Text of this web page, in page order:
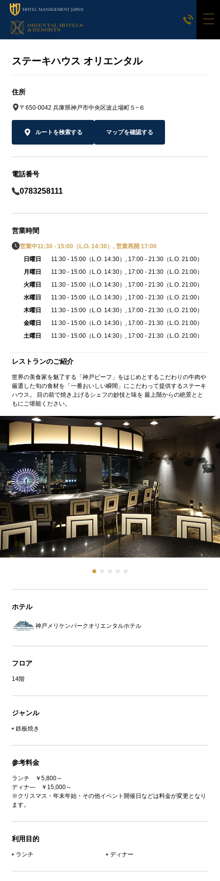
ステーキハウス オリエンタル
住所
〒650-0042 兵庫県神戸市中央区波止場町５−６
ルートを検索する マップを確認する
電話番号
0783258111
営業時間
営業中11:30 - 15:00（L.O. 14:30）, 営業再開 17:00
日曜日
11:30 - 15:00（L.O. 14:30） , 17:00 - 21:30（L.O. 21:00）
月曜日
11:30 - 15:00（L.O. 14:30） , 17:00 - 21:30（L.O. 21:00）
火曜日
11:30 - 15:00（L.O. 14:30） , 17:00 - 21:30（L.O. 21:00）
水曜日
11:30 - 15:00（L.O. 14:30） , 17:00 - 21:30（L.O. 21:00）
木曜日
11:30 - 15:00（L.O. 14:30） , 17:00 - 21:30（L.O. 21:00）
金曜日
11:30 - 15:00（L.O. 14:30） , 17:00 - 21:30（L.O. 21:00）
土曜日
11:30 - 15:00（L.O. 14:30） , 17:00 - 21:30（L.O. 21:00）
レストランのご紹介
世界の美食家を魅了する「神戸ビーフ」をはじめとするこだわりの牛肉や
厳選した旬の食材を「一番おいしい瞬間」にこだわって提供するステーキ
ハウス。 目の前で焼き上げるシェフの妙技と味を 最上階からの絶景とと
もにご堪能ください。
ホテル
神戸メリケンパークオリエンタルホテル
フロア
14階
ジャンル
鉄板焼き
参考料金
ランチ ￥5,800～
ディナ― ￥15,000～
※クリスマス・年末年始・その他イベント開催日などは料金が変更となり
ます。
利用目的
ランチ ディナー